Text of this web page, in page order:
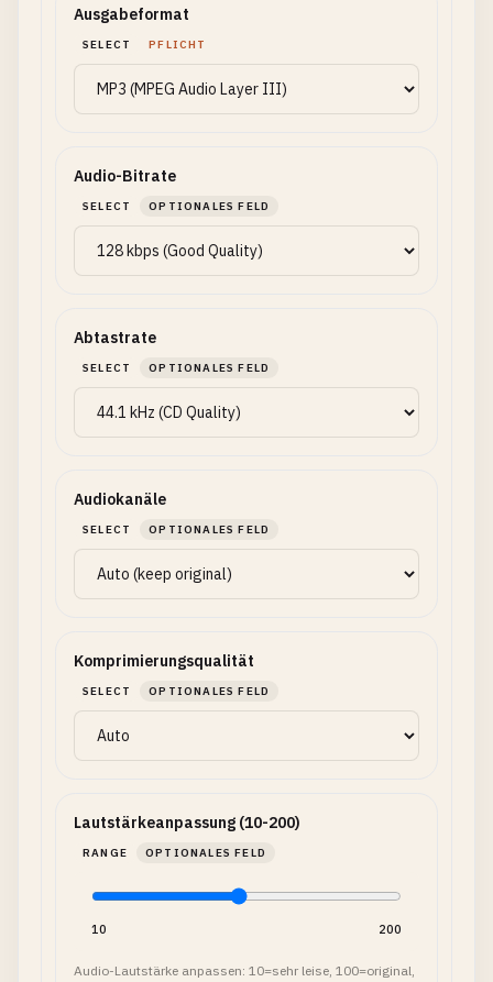
Ausgabeformat
SELECT PFLICHT
Audio-Bitrate
SELECT OPTIONALES FELD
Abtastrate
SELECT OPTIONALES FELD
Audiokanäle
SELECT OPTIONALES FELD
Komprimierungsqualität
SELECT OPTIONALES FELD
Lautstärkeanpassung (10-200)
RANGE OPTIONALES FELD
10 200
Audio-Lautstärke anpassen: 10=sehr leise, 100=original,